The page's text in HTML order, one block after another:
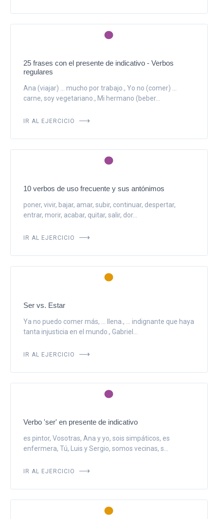
25 frases con el presente de indicativo - Verbos
regulares
Ana (viajar) ... mucho por trabajo., Yo no (comer) ...
carne, soy vegetariano., Mi hermano (beber...
IR AL EJERCICIO
10 verbos de uso frecuente y sus antónimos
poner, vivir, bajar, amar, subir, continuar, despertar,
entrar, morir, acabar, quitar, salir, dor...
IR AL EJERCICIO
Ser vs. Estar
Ya no puedo comer más, ... llena., ... indignante que haya
tanta injusticia en el mundo., Gabriel...
IR AL EJERCICIO
Verbo 'ser' en presente de indicativo
es pintor, Vosotras, Ana y yo, sois simpáticos, es
enfermera, Tú, Luis y Sergio, somos vecinas, s...
IR AL EJERCICIO